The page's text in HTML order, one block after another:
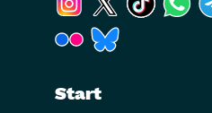
(Link öffnet ein neues
Start